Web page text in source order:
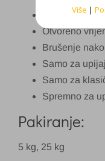
Sadrži vodu
Otvoreno
Brušenje
Samo za
Samo za
Spremno za
Pakiranje:
5 kg, 25 kg
Više |